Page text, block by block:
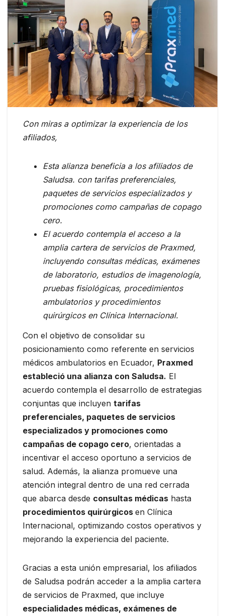
Con miras a optimizar la experiencia de los
afiliados,
Esta alianza beneficia a los afiliados de
Saludsa. con tarifas preferenciales,
paquetes de servicios especializados y
promociones como campañas de copago
cero.
El acuerdo contempla el acceso a la
amplia cartera de servicios de Praxmed,
incluyendo consultas médicas, exámenes
de laboratorio, estudios de imagenología,
pruebas fisiológicas, procedimientos
ambulatorios y procedimientos
quirúrgicos en Clínica Internacional.
Con el objetivo de consolidar su
posicionamiento como referente en servicios
médicos ambulatorios en Ecuador, Praxmed
estableció una alianza con Saludsa. El
acuerdo contempla el desarrollo de estrategias
conjuntas que incluyen tarifas
preferenciales, paquetes de servicios
especializados y promociones como
campañas de copago cero, orientadas a
incentivar el acceso oportuno a servicios de
salud. Además, la alianza promueve una
atención integral dentro de una red cerrada
que abarca desde consultas médicas hasta
procedimientos quirúrgicos en Clínica
Internacional, optimizando costos operativos y
mejorando la experiencia del paciente.
Gracias a esta unión empresarial, los afiliados
de Saludsa podrán acceder a la amplia cartera
de servicios de Praxmed, que incluye
especialidades médicas, exámenes de